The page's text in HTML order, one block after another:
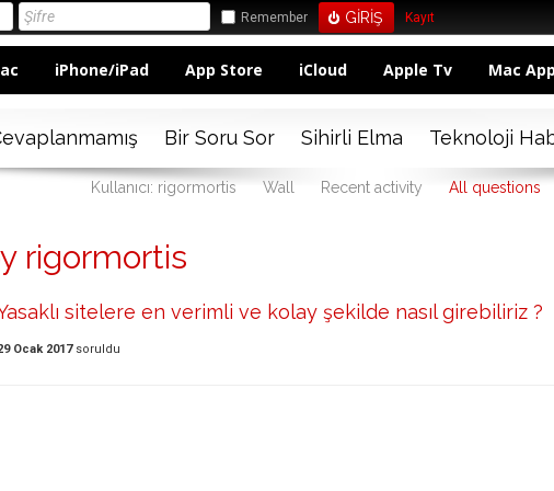
Remember Kayıt
iPhone/iPad App Store iCloud Apple Tv Mac
Bir Soru Sor Sihirli Elma Teknoloji
Kullanıcı: rigormortis Wall Recent activity All questions
rigormortis
sitelere en verimli ve kolay şekilde nasıl girebiliriz ?
Ocak 2017 soruldu